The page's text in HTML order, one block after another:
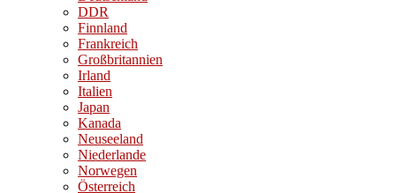
DDR
Finnland
Frankreich
Großbritannien
Irland
Italien
Japan
Kanada
Neuseeland
Niederlande
Norwegen
Österreich